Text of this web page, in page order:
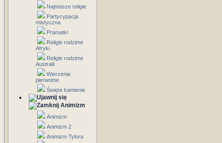
Najstasze religie
Partycypacja
mistyczna
Pramatki
Religie rodzime
Afryki
Religie rodzime
Australii
Wierzenia
pierwotne
Święte kamienie
Animizm
Animizm
Animizm 2
Animizm Tylora